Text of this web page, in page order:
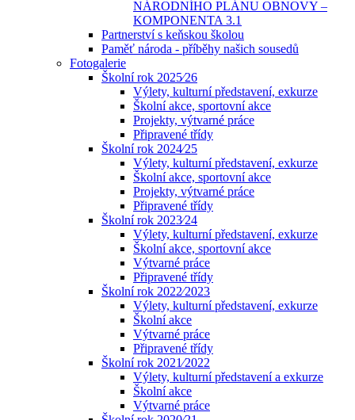
NÁRODNÍHO PLÁNU OBNOVY –
KOMPONENTA 3.1
Partnerství s keňskou školou
Paměť národa - příběhy našich sousedů
Fotogalerie
Školní rok 2025⁄26
Výlety, kulturní představení, exkurze
Školní akce, sportovní akce
Projekty, výtvarné práce
Připravené třídy
Školní rok 2024⁄25
Výlety, kulturní představení, exkurze
Školní akce, sportovní akce
Projekty, výtvarné práce
Připravené třídy
Školní rok 2023⁄24
Výlety, kulturní představení, exkurze
Školní akce, sportovní akce
Výtvarné práce
Připravené třídy
Školní rok 2022⁄2023
Výlety, kulturní představení, exkurze
Školní akce
Výtvarné práce
Připravené třídy
Školní rok 2021⁄2022
Výlety, kulturní představení a exkurze
Školní akce
Výtvarné práce